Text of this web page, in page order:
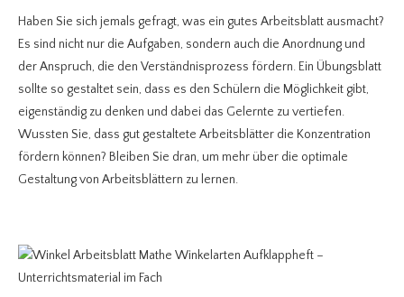
Haben Sie sich jemals gefragt, was ein gutes Arbeitsblatt ausmacht?
Es sind nicht nur die Aufgaben, sondern auch die Anordnung und
der Anspruch, die den Verständnisprozess fördern. Ein Übungsblatt
sollte so gestaltet sein, dass es den Schülern die Möglichkeit gibt,
eigenständig zu denken und dabei das Gelernte zu vertiefen.
Wussten Sie, dass gut gestaltete Arbeitsblätter die Konzentration
fördern können? Bleiben Sie dran, um mehr über die optimale
Gestaltung von Arbeitsblättern zu lernen.